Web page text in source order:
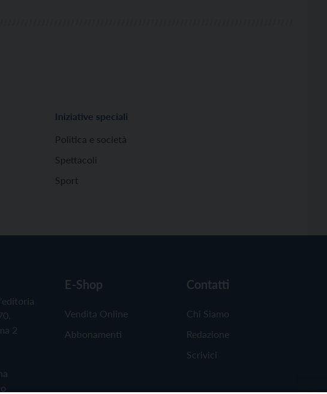
Iniziative speciali
Politica e società
Spettacoli
Sport
2
E-Shop
Vendita Online
Abbonamenti
Contatti
Chi Siamo
Redazione
Scrivici